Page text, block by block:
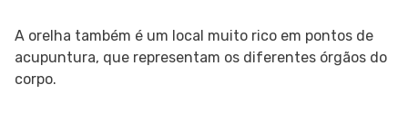
A orelha também é um local muito rico em pontos de
acupuntura, que representam os diferentes órgãos do
corpo.